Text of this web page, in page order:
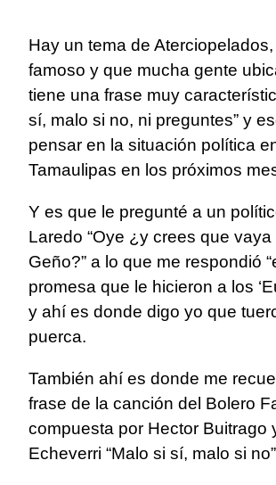
Hay un tema de
famoso y que mucha gente
tiene una frase muy
sí, malo si no, ni preguntes” y
pensar en la situación política
Tamaulipas en los próximos
Y es que le pregunté a un
Laredo “Oye ¿y crees que vaya
Geño?” a lo que me respondió
promesa que le hicieron a los
y ahí es donde digo yo que
puerca.
También ahí es donde me
frase de la canción del Bolero
compuesta por Hector Buitrago
Echeverri “Malo si sí, malo si